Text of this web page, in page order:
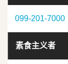
099-201-7000
素食主义者